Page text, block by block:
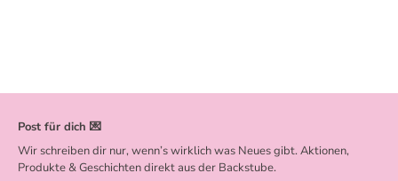
Post für dich 💌
Wir schreiben dir nur, wenn’s wirklich was Neues gibt. Aktionen,
Produkte & Geschichten direkt aus der Backstube.